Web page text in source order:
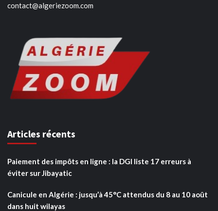
contact@algeriezoom.com
Articles récents
Paiement des impôts en ligne : la DGI liste 17 erreurs à
éviter sur Jibayatic
Canicule en Algérie : jusqu’à 45°C attendus du 8 au 10 août
dans huit wilayas